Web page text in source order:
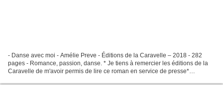
- Danse avec moi - Amélie Preve - Éditions de la Caravelle – 2018 - 282
pages - Romance, passion, danse. * Je tiens à remercier les éditions de la
Caravelle de m'avoir permis de lire ce roman en service de presse*